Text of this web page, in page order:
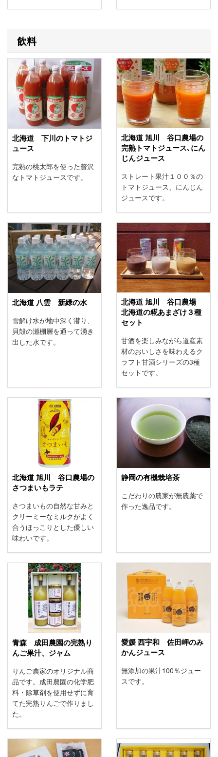
飲料
北海道 下川のトマトジ
ュース
完熟の桃太郎を使った贅沢
なトマトジュースです。
北海道 旭川 谷口農場の
完熟トマトジュース､にん
じんジュース
ストレート果汁１００％の
トマトジュース、にんじん
ジュースです。
北海道 八雲 新緑の水
雪解け水が地中深く潜り、
貝殻の瀬棚層を通って湧き
出した水です。
北海道 旭川 谷口農場
北海道の糀あまざけ３種
セット
甘酒を楽しみながら道産素
材のおいしさを味わえるク
ラフト甘酒シリーズの3種
セットです。
北海道 旭川 谷口農場の
さつまいもラテ
さつまいもの自然な甘みと
クリーミーなミルクがよく
合うほっこりとした優しい
味わいです。
静岡の有機栽培茶
こだわりの農家が無農薬で
作った逸品です。
青森 成田農園の完熟り
んご果汁、ジャム
りんご農家のオリジナル商
品です。成田農園の化学肥
料・除草剤を使用せずに育
てた完熟りんごで作りまし
た。
愛媛 西宇和 佐田岬のみ
かんジュース
無添加の果汁100％ジュー
スです。